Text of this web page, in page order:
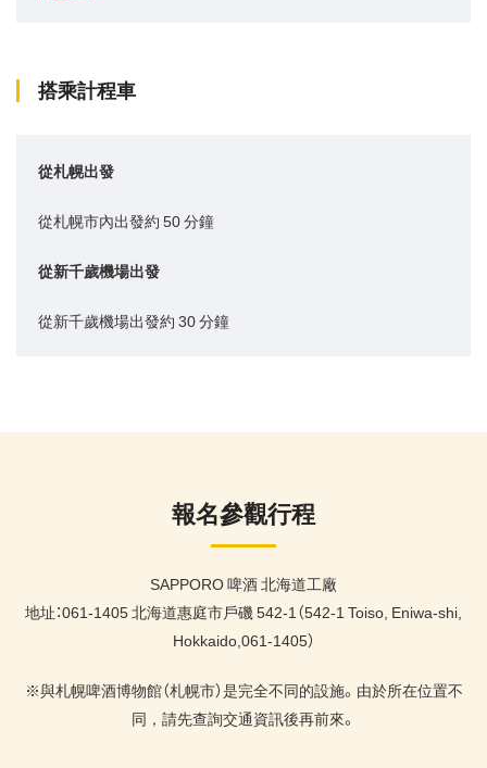
搭乘計程車
從札幌出發
從札幌市內出發約 50 分鐘
從新千歲機場出發
從新千歲機場出發約 30 分鐘
報名參觀行程
SAPPORO 啤酒 北海道工廠
地址：061-1405 北海道惠庭市戶磯 542-1（542-1 Toiso, Eniwa-shi,
Hokkaido,061-1405）
※與札幌啤酒博物館（札幌市）是完全不同的設施。由於所在位置不
同，請先查詢交通資訊後再前來。